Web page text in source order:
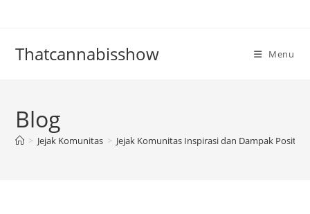
Thatcannabisshow Menu
Blog
> Jejak Komunitas > Jejak Komunitas Inspirasi dan Dampak Positif